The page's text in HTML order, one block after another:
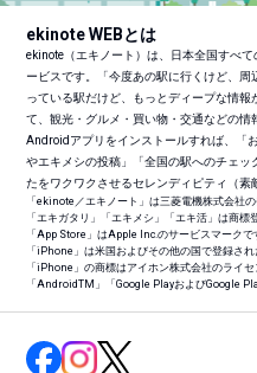
ekinote WEBとは
ekinote（エキノート）は、日本全国すべ
ービスです。「今度あの駅に行くけど、
っている駅だけど、もっとディープな情
て、観光・グルメ・買い物・交通などの
Androidアプリをインストールすれば、「
やエキメシの投稿」「全国の駅へのチェ
たをワクワクさせるセレンディピティ（素
「ekinote／エキノート」は三菱電機株式会社の
「エキガタリ」「エキメシ」「エキ活」は商標
「App Store」はApple Inc.のサービスマークで
「iPhone」は米国およびその他の国で登録さ
「iPhone」の商標はアイホン株式会社のライ
「AndroidTM 」「Google PlayおよびGoogle